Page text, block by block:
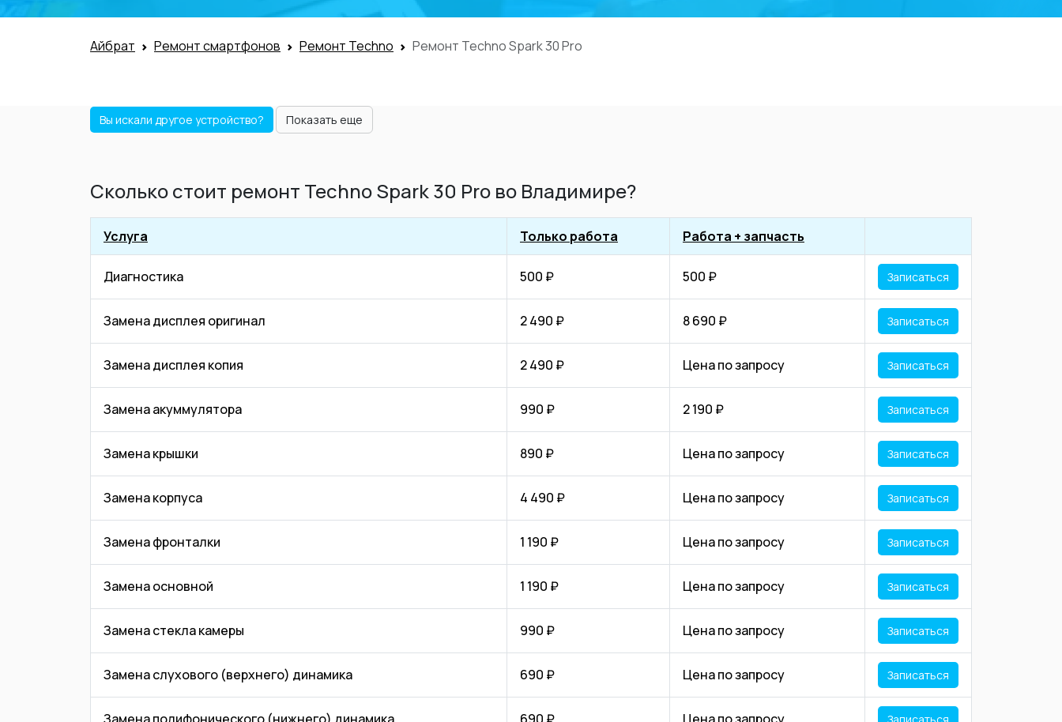
Айбрат Ремонт смартфонов Ремонт Techno Ремонт Techno Spark 30 Pro
Вы искали другое устройство? Показать еще
Сколько стоит ремонт Techno Spark 30 Pro во Владимире?
Услуга Только работа Работа + запчасть
Диагностика 500 ₽ 500 ₽ Записаться
Замена дисплея оригинал 2 490 ₽ 8 690 ₽ Записаться
Замена дисплея копия 2 490 ₽ Цена по запросу Записаться
Замена акуммулятора 990 ₽ 2 190 ₽ Записаться
Замена крышки 890 ₽ Цена по запросу Записаться
Замена корпуса 4 490 ₽ Цена по запросу Записаться
Замена фронталки 1 190 ₽ Цена по запросу Записаться
Замена основной 1 190 ₽ Цена по запросу Записаться
Замена стекла камеры 990 ₽ Цена по запросу Записаться
Замена слухового (верхнего) динамика 690 ₽ Цена по запросу Записаться